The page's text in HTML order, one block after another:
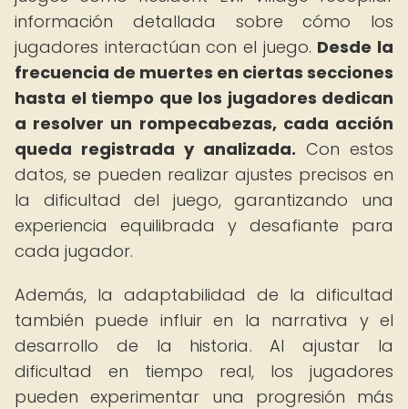
información detallada sobre cómo los
jugadores interactúan con el juego. Desde la
frecuencia de muertes en ciertas secciones
hasta el tiempo que los jugadores dedican
a resolver un rompecabezas, cada acción
queda registrada y analizada. Con estos
datos, se pueden realizar ajustes precisos en
la dificultad del juego, garantizando una
experiencia equilibrada y desafiante para
cada jugador.
Además, la adaptabilidad de la dificultad
también puede influir en la narrativa y el
desarrollo de la historia. Al ajustar la
dificultad en tiempo real, los jugadores
pueden experimentar una progresión más